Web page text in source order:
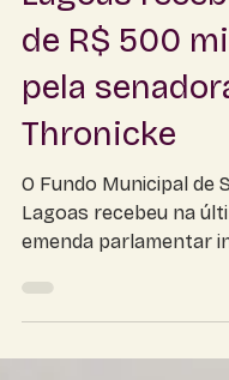
Prefeitura de
Lagoas
de R$ 500
pela
Thronicke
Lagoas recebeu na
emenda parlamentar
senadora Soraya